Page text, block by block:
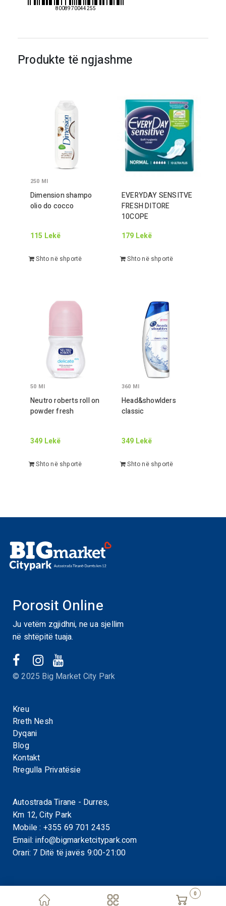
0
8008970044255
Produkte të ngjashme
Dimension shampo
olio do cocco
250 Ml
115 Lekë
Shto në shportë
EVERYDAY SENSITVE
FRESH DITORE
10COPE
179 Lekë
Shto në shportë
Neutro roberts roll on
powder fresh
50 Ml
349 Lekë
Shto në shportë
Head&showlders
classic
360 Ml
349 Lekë
Shto në shportë
Porosit Online
Ju vetëm zgjidhni, ne ua sjellim
në shtëpitë tuaja.
© 2025 Big Market City Park
Kreu
Rreth Nesh
Dyqani
Blog
Kontakt
Rregulla Privatësie
Autostrada Tirane - Durres,
Km 12, City Park
Mobile : +355 69 701 2435
Email:info@bigmarketcitypark.com
Orari: 7 Ditë të javës 9:00-21:00